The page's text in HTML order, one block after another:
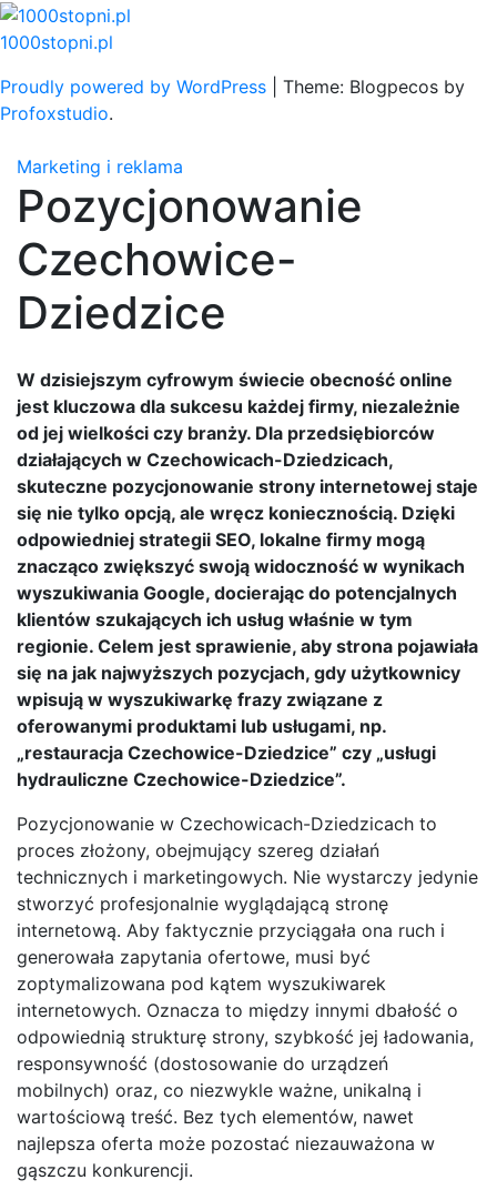
Skip
to
1000stopni.pl
Proudly powered by WordPress
Theme: Blogpecos by
Profoxstudio.
Marketing i reklama
Pozycjonowanie
Czechowice-
Dziedzice
W dzisiejszym cyfrowym świecie obecność online
jest kluczowa dla sukcesu każdej firmy, niezależnie
od jej wielkości czy branży. Dla przedsiębiorców
działających w Czechowicach-Dziedzicach,
skuteczne pozycjonowanie strony internetowej staje
się nie tylko opcją, ale wręcz koniecznością. Dzięki
odpowiedniej strategii SEO, lokalne firmy mogą
znacząco zwiększyć swoją widoczność w wynikach
wyszukiwania Google, docierając do potencjalnych
klientów szukających ich usług właśnie w tym
regionie. Celem jest sprawienie, aby strona pojawiała
się na jak najwyższych pozycjach, gdy użytkownicy
wpisują w wyszukiwarkę frazy związane z
oferowanymi produktami lub usługami, np.
„restauracja Czechowice-Dziedzice” czy „usługi
hydrauliczne Czechowice-Dziedzice”.
Pozycjonowanie w Czechowicach-Dziedzicach to
proces złożony, obejmujący szereg działań
technicznych i marketingowych. Nie wystarczy jedynie
stworzyć profesjonalnie wyglądającą stronę
internetową. Aby faktycznie przyciągała ona ruch i
generowała zapytania ofertowe, musi być
zoptymalizowana pod kątem wyszukiwarek
internetowych. Oznacza to między innymi dbałość o
odpowiednią strukturę strony, szybkość jej ładowania,
responsywność (dostosowanie do urządzeń
mobilnych) oraz, co niezwykle ważne, unikalną i
wartościową treść. Bez tych elementów, nawet
najlepsza oferta może pozostać niezauważona w
gąszczu konkurencji.